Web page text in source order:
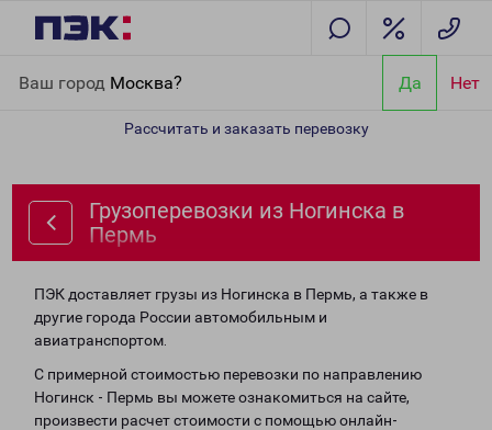
Ваш город Москва? Да Нет
Рассчитать и заказать перевозку
Грузоперевозки из Ногинска в
Пермь
ПЭК доставляет грузы из Ногинска в Пермь, а также в
другие города России автомобильным и
авиатранспортом.
С примерной стоимостью перевозки по направлению
Ногинск - Пермь вы можете ознакомиться на сайте,
произвести расчет стоимости с помощью онлайн-